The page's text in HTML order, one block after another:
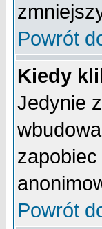
Powrót
Kiedy
Jedynie
Powrót